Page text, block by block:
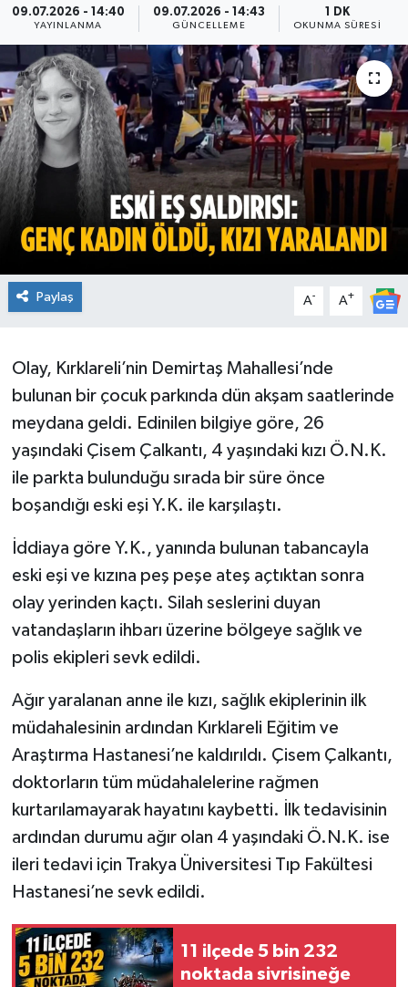
09.07.2026 - 14:40
YAYINLANMA
09.07.2026 - 14:43
GÜNCELLEME
1 DK
OKUNMA SÜRESI
Paylaş A- A+
Olay, Kırklareli’nin Demirtaş Mahallesi’nde
bulunan bir çocuk parkında dün akşam saatlerinde
meydana geldi. Edinilen bilgiye göre, 26
yaşındaki Çisem Çalkantı, 4 yaşındaki kızı Ö.N.K.
ile parkta bulunduğu sırada bir süre önce
boşandığı eski eşi Y.K. ile karşılaştı.
İddiaya göre Y.K., yanında bulunan tabancayla
eski eşi ve kızına peş peşe ateş açtıktan sonra
olay yerinden kaçtı. Silah seslerini duyan
vatandaşların ihbarı üzerine bölgeye sağlık ve
polis ekipleri sevk edildi.
Ağır yaralanan anne ile kızı, sağlık ekiplerinin ilk
müdahalesinin ardından Kırklareli Eğitim ve
Araştırma Hastanesi’ne kaldırıldı. Çisem Çalkantı,
doktorların tüm müdahalelerine rağmen
kurtarılamayarak hayatını kaybetti. İlk tedavisinin
ardından durumu ağır olan 4 yaşındaki Ö.N.K. ise
ileri tedavi için Trakya Üniversitesi Tıp Fakültesi
Hastanesi’ne sevk edildi.
11 ilçede 5 bin 232
noktada sivrisineğe
Ekonomi
Sağlık
Teknoloji
Yaşam